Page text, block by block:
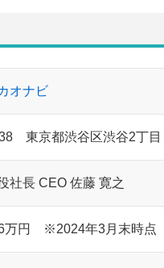
オナビ
東京都渋谷区渋谷2丁目
社長 CEO 佐藤 寛之
万円 ※2024年3月末時点